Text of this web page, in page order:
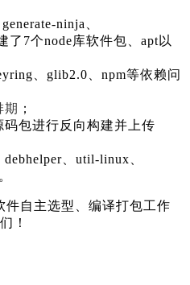
ninja、
了7个node库软件包、apt以
、glib2.0、npm等依赖问
期 ；
包进行反向构建并上传
、util-linux、
自主选型、编译打包工作
！